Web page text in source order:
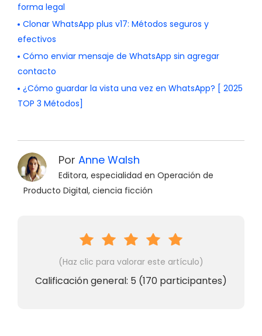
forma legal
Clonar WhatsApp plus v17: Métodos seguros y
efectivos
Cómo enviar mensaje de WhatsApp sin agregar
contacto
¿Cómo guardar la vista una vez en WhatsApp? [ 2025
TOP 3 Métodos]
Por Anne Walsh
Editora, especialidad en Operación de
Producto Digital, ciencia ficción
(Haz clic para valorar este artículo)
Calificación general: 5 (170 participantes)